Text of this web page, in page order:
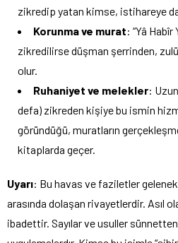
zikredip yatan kimse, istihareye
Korunma ve murat: “Yâ
zikredilirse düşman şerrinden,
olur.
Ruhaniyet ve melekler:
defa) zikreden kişiye bu ismin
göründüğü, muratların
kitaplarda geçer.
Uyarı: Bu havas ve faziletler
arasında dolaşan rivayetlerdir. Asıl
ibadettir. Sayılar ve usuller